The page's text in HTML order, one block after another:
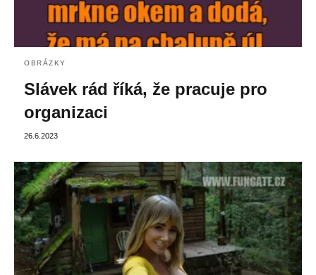
OBRÁZKY
Slávek rád říká, že pracuje pro
organizaci
26.6.2023